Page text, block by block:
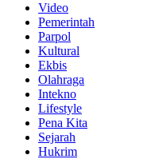
Video
Pemerintah
Parpol
Kultural
Ekbis
Olahraga
Intekno
Lifestyle
Pena Kita
Sejarah
Hukrim